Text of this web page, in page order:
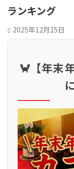
ランキング
2025年12月15日
🦀【年末